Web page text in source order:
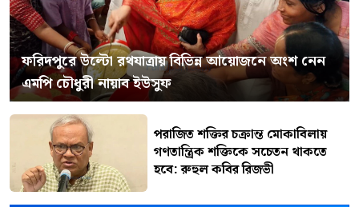
ফরিদপুরে উল্টো রথযাত্রায় বিভিন্ন আয়োজনে অংশ নেন
এমপি চৌধুরী নায়াব ইউসুফ
পরাজিত শক্তির চক্রান্ত মোকাবিলায়
গণতান্ত্রিক শক্তিকে সচেতন থাকতে
হবে: রুহুল কবির রিজভী